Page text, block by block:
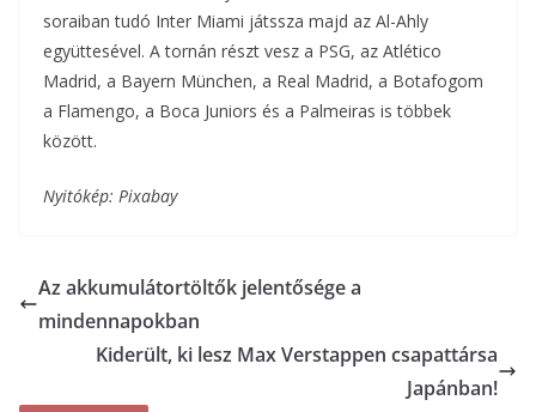
soraiban tudó Inter Miami játssza majd az Al-Ahly
együttesével. A tornán részt vesz a PSG, az Atlético
Madrid, a Bayern München, a Real Madrid, a Botafogom
a Flamengo, a Boca Juniors és a Palmeiras is többek
között.
Nyitókép: Pixabay
Az akkumulátortöltők jelentősége a
mindennapokban
Kiderült, ki lesz Max Verstappen csapattársa
Japánban!